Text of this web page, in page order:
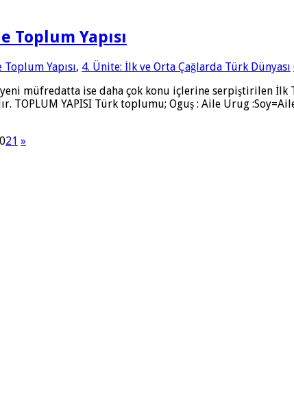
Yapısı
Yapısı, 4. Ünite: İlk ve Orta Çağlarda Türk Dünyası
müfredatta ise daha çok konu içlerine serpiştirilen
TOPLUM YAPISI Türk toplumu; Oguş : Aile Urug
21 »